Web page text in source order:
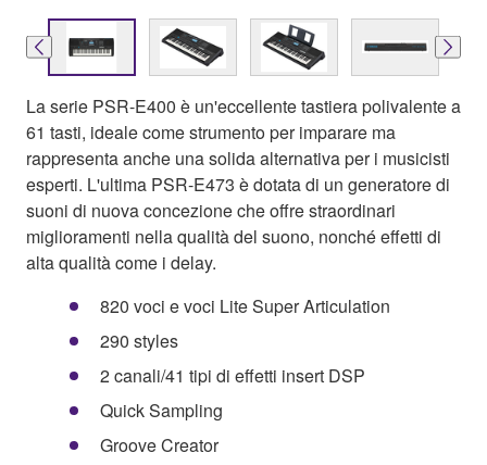
La serie PSR-E400 è un'eccellente tastiera polivalente a
61 tasti, ideale come strumento per imparare ma
rappresenta anche una solida alternativa per i musicisti
esperti. L'ultima PSR-E473 è dotata di un generatore di
suoni di nuova concezione che offre straordinari
miglioramenti nella qualità del suono, nonché effetti di
alta qualità come i delay.
820 voci e voci Lite Super Articulation
290 styles
2 canali/41 tipi di effetti insert DSP
Quick Sampling
Groove Creator